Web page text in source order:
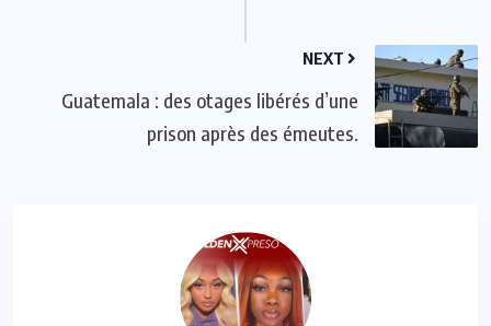
NEXT
Guatemala : des otages libérés d’une
prison après des émeutes.